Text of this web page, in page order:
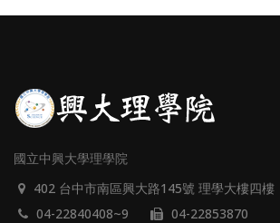
國立中興大學理學院
402 台中市南區興大路145號 理學大樓四樓
04-22840408~9
04-22853870